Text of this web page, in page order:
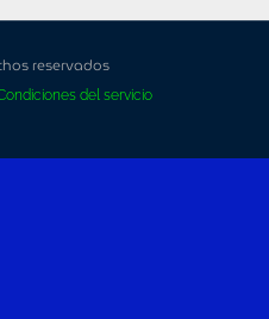
reservados
del servicio